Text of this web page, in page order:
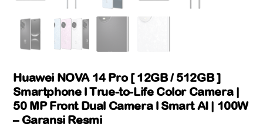
Huawei NOVA 14 Pro [ 12GB / 512GB ]
Smartphone l True-to-Life Color Camera |
50 MP Front Dual Camera l Smart AI | 100W
– Garansi Resmi